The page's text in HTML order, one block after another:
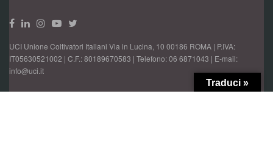
UCI Unione Coltivatori Italiani Via in Lucina, 10 00186 ROMA | P.IVA:
IT05630521002 | C.F.: 80189670583 | Telefono: 06 6871043 | E-mail:
info@uci.it
Traduci »